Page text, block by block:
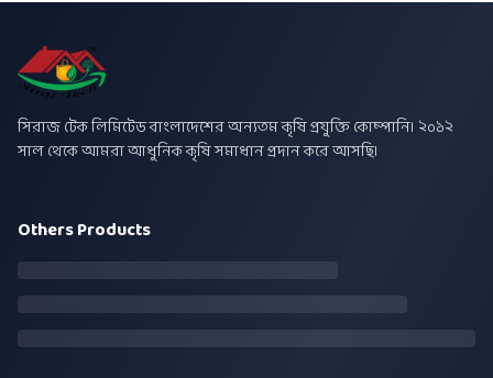
সিরাজ টেক লিমিটেড বাংলাদেশের অন্যতম কৃষি প্রযুক্তি কোম্পানি। ২০১২
সাল থেকে আমরা আধুনিক কৃষি সমাধান প্রদান করে আসছি।
Others Products